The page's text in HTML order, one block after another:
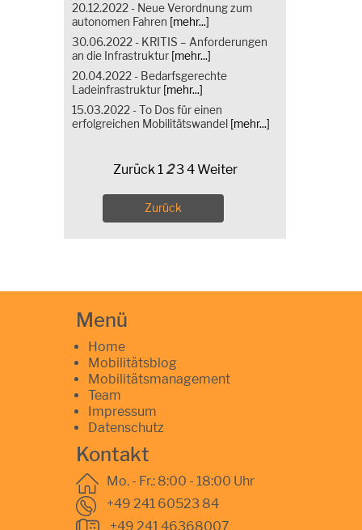
20.12.2022 - Neue Verordnung zum
autonomen Fahren [mehr...]
30.06.2022 - KRITIS – Anforderungen
an die Infrastruktur [mehr...]
20.04.2022 - Bedarfsgerechte
Ladeinfrastruktur [mehr...]
15.03.2022 - To Dos für einen
erfolgreichen Mobilitätswandel [mehr...]
Zurück 1 234Weiter
Zurück
Menü
Home
Mobilitätsblog
Mobilitätsmanagement
Team
Impressum
Datenschutz
Kontakt
Mo. - Fr.: 8:00 - 18:00 Uhr
+49 241 60523 84
+49 241 46368007